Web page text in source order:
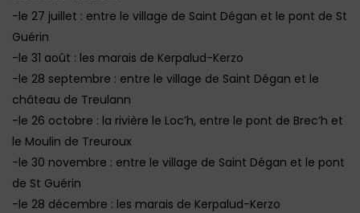
-le 27 juillet : entre le village de Saint Dégan et le pont de St
Guérin
-le 31 août : les marais de Kerpalud-Kerzo
-le 28 septembre : entre le village de Saint Dégan et le
château de Treulann
-le 26 octobre : la rivière le Loc’h, entre le pont de Brec’h et
le Moulin de Treuroux
-le 30 novembre : entre le village de Saint Dégan et le pont
de St Guérin
-le 28 décembre : les marais de Kerpalud-Kerzo